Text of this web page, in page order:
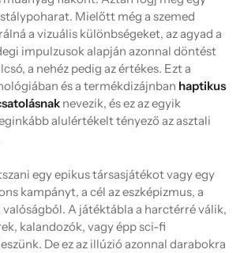
Mielőtt még a szemed
a vizuális különbségeket, az agyad a
impulzusok alapján azonnal döntést
a nehéz pedig az értékes. Ezt a
és a termékdizájnban haptikus
nevezik, és ez az egyik
alulértékelt tényező az asztali
egy epikus társasjátékot vagy egy
kampányt, a cél az eszképizmus, a
valóságból. A játéktábla a harctérré válik,
kalandozók, vagy épp sci-fi
De ez az illúzió azonnal darabokra